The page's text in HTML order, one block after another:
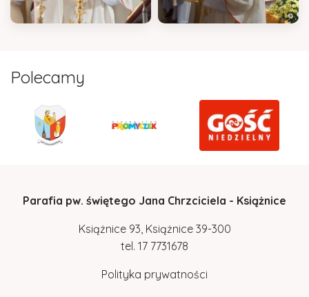
Polecamy
Parafia pw. świętego Jana Chrzciciela - Książnice
Książnice 93, Książnice 39-300
tel. 17 7731678
Polityka prywatności